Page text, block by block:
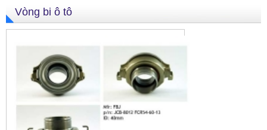
Vòng bi ô tô